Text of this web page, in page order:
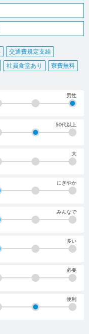
交通費規定支給
社員食堂あり 寮費無料
男性
50代以上
大
にぎやか
みんなで
多い
必要
便利